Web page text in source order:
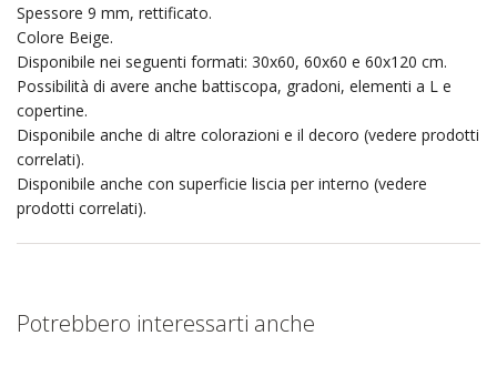
Spessore 9 mm, rettificato.
Colore Beige.
Disponibile nei seguenti formati: 30x60, 60x60 e 60x120 cm.
Possibilità di avere anche battiscopa, gradoni, elementi a L e
copertine.
Disponibile anche di altre colorazioni e il decoro (vedere prodotti
correlati).
Disponibile anche con superficie liscia per interno (vedere
prodotti correlati).
Potrebbero interessarti anche